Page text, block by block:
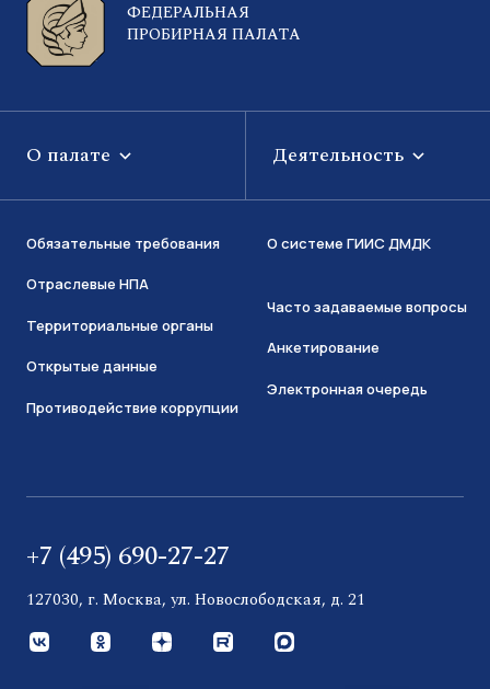
ФЕДЕРАЛЬНАЯ
ПРОБИРНАЯ ПАЛАТА
О палате Деятельность
Обязательные требования
Отраслевые НПА
Территориальные органы
Открытые данные
Противодействие коррупции
О системе ГИИС ДМДК
Часто задаваемые вопросы
Анкетирование
Электронная очередь
+7 (495) 690-27-27
127030, г. Москва, ул. Новослободская, д. 21